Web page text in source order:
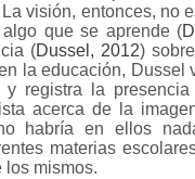
visión, enton­ces, no
que se aprende (
(Dussel, 2012)
la edu­cación, Dussel
y registra la
acerca de la
habría en ellos
materias
los mis­mos.